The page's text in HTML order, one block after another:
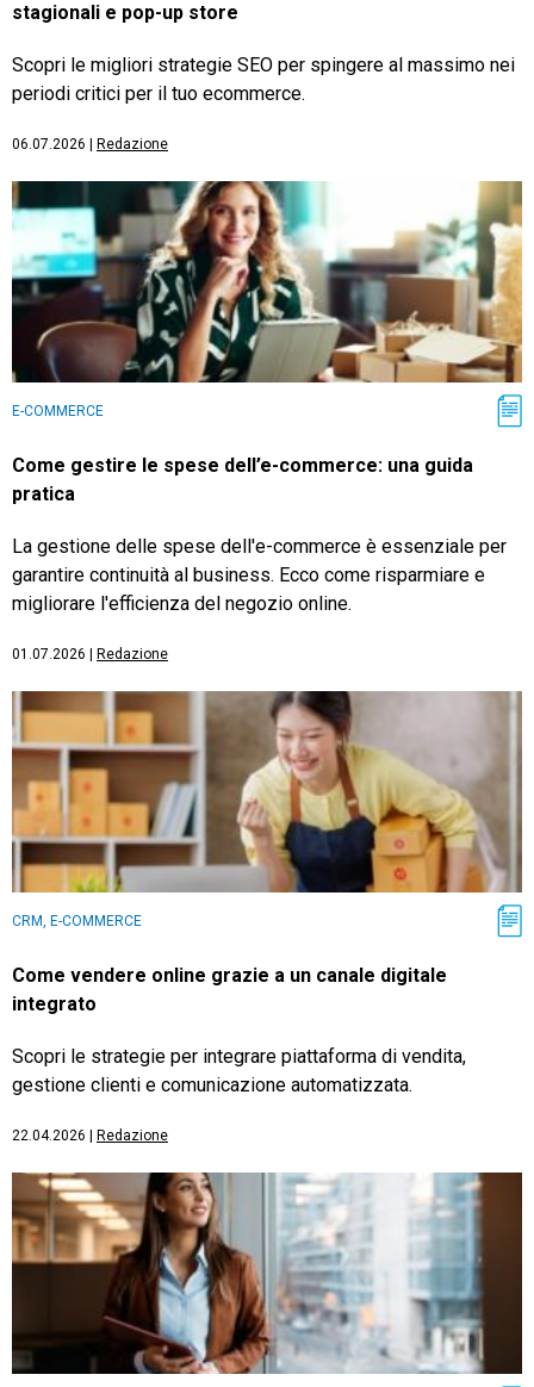
stagionali e pop-up store
Scopri le migliori strategie SEO per spingere al massimo nei
periodi critici per il tuo ecommerce.
06.07.2026 Redazione
E-COMMERCE
Come gestire le spese dell’e-commerce: una guida
pratica
La gestione delle spese dell'e-commerce è essenziale per
garantire continuità al business. Ecco come risparmiare e
migliorare l'efficienza del negozio online.
01.07.2026 Redazione
CRM, E-COMMERCE
Come vendere online grazie a un canale digitale
integrato
Scopri le strategie per integrare piattaforma di vendita,
gestione clienti e comunicazione automatizzata.
22.04.2026 Redazione